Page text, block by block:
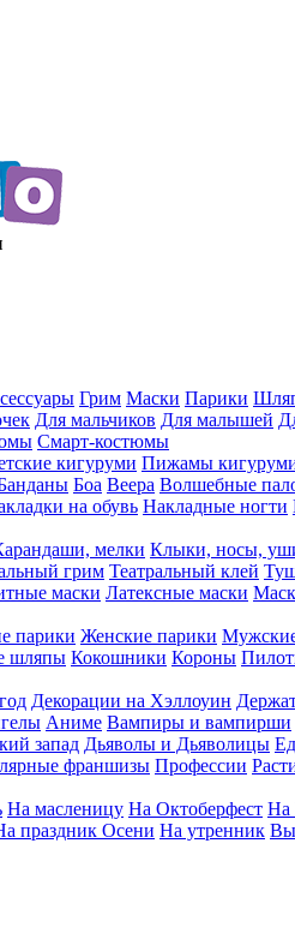
Грим Маски Парики
Для мальчиков Для малышей
Смарт-костюмы
кигуруми Пижамы
Боа Веера Волшебные
на обувь Накладные ногти
мелки Клыки, носы,
грим Театральный клей
маски Латексные маски
парики Женские парики
шляпы Кокошники Короны
Декорации на Хэллоуин
Аниме Вампиры и вампирши
запад Дьяволы и Дьяволицы
франшизы Профессии
На масленицу На Октоберфест На
праздник Осени На утренник